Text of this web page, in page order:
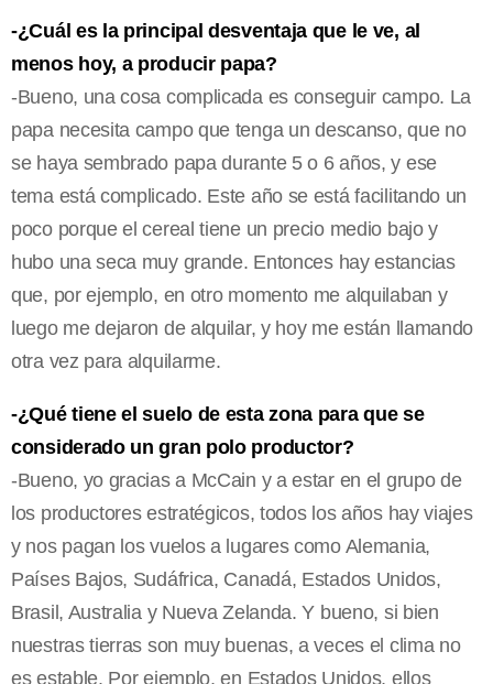
-¿Cuál es la principal desventaja que le ve, al
menos hoy, a producir papa?
-Bueno, una cosa complicada es conseguir campo. La
papa necesita campo que tenga un descanso, que no
se haya sembrado papa durante 5 o 6 años, y ese
tema está complicado. Este año se está facilitando un
poco porque el cereal tiene un precio medio bajo y
hubo una seca muy grande. Entonces hay estancias
que, por ejemplo, en otro momento me alquilaban y
luego me dejaron de alquilar, y hoy me están llamando
otra vez para alquilarme.
-¿Qué tiene el suelo de esta zona para que se
considerado un gran polo productor?
-Bueno, yo gracias a McCain y a estar en el grupo de
los productores estratégicos, todos los años hay viajes
y nos pagan los vuelos a lugares como Alemania,
Países Bajos, Sudáfrica, Canadá, Estados Unidos,
Brasil, Australia y Nueva Zelanda. Y bueno, si bien
nuestras tierras son muy buenas, a veces el clima no
es estable. Por ejemplo, en Estados Unidos, ellos